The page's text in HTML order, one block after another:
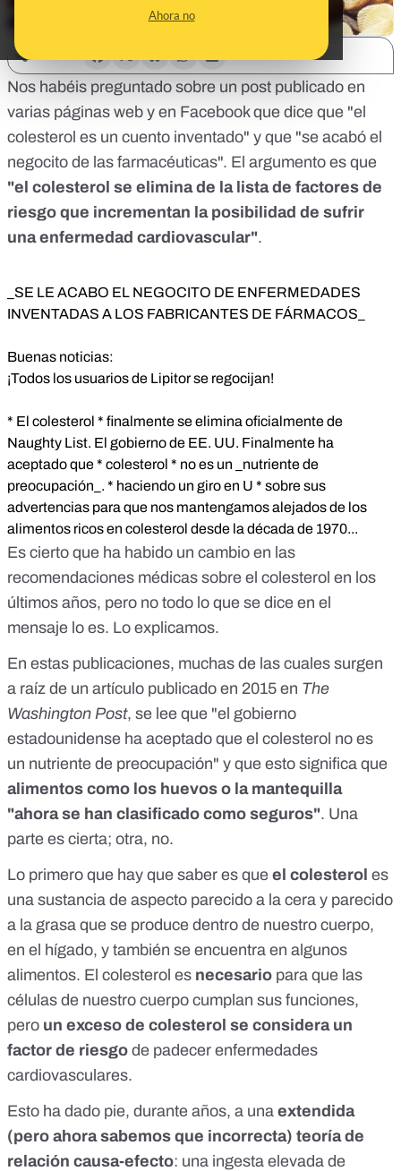
Ahora no
Nos habéis preguntado sobre un post publicado en
varias páginas web y en Facebookque dice que "el
colesterol es un cuento inventado" y que "se acabó el
negocito de las farmacéuticas". El argumento es que
"el colesterol se elimina de la lista de factores de
riesgo que incrementan la posibilidad de sufrir
una enfermedad cardiovascular".
_SE LE ACABO EL NEGOCITO DE ENFERMEDADES
INVENTADAS A LOS FABRICANTES DE FÁRMACOS_
Buenas noticias:
¡Todos los usuarios de Lipitor se regocijan!
* El colesterol * finalmente se elimina oficialmente de
Naughty List. El gobierno de EE. UU. Finalmente ha
aceptado que * colesterol * no es un _nutriente de
preocupación_. * haciendo un giro en U * sobre sus
advertencias para que nos mantengamos alejados de los
alimentos ricos en colesterol desde la década de 1970...
Es cierto que ha habido un cambio en las
recomendaciones médicas sobre el colesterol en los
últimos años, pero no todo lo que se dice en el
mensaje lo es. Lo explicamos.
En estas publicaciones, muchas de las cuales surgen
a raíz de un artículo publicado en 2015 en The
Washington Post, se lee que "el gobierno
estadounidense ha aceptado que el colesterol no es
un nutriente de preocupación" y que esto significa que
alimentos como los huevos o la mantequilla
"ahora se han clasificado como seguros". Una
parte es cierta; otra, no.
Lo primero que hay que saber es que el colesterol es
una sustancia de aspecto parecido a la cera y parecido
a la grasa que se produce dentro de nuestro cuerpo,
en el hígado, y también se encuentra en algunos
alimentos. El colesterol es necesario para que las
células de nuestro cuerpo cumplan sus funciones,
pero un exceso de colesterol se considera un
factor de riesgo de padecer enfermedades
cardiovasculares.
Esto ha dado pie, durante años, a una extendida
(pero ahora sabemos que incorrecta) teoría de
relación causa-efecto: una ingesta elevada de